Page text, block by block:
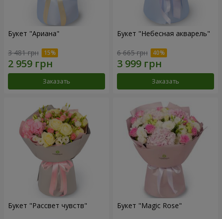
Букет "Ариана"
3 481 грн
Заказать
Букет "Небесная акварель"
6 665 грн
Заказать
Букет "Рассвет чувств" Букет "Magic Rose"